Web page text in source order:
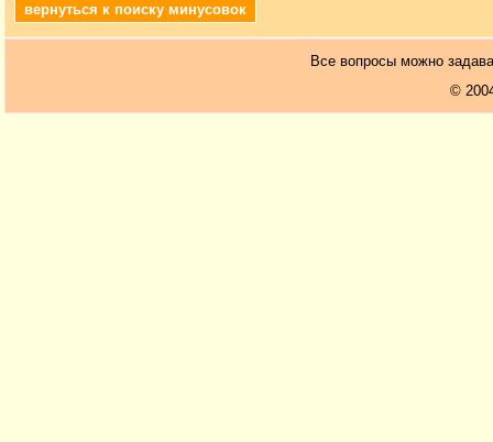
вернуться к поиску минусовок
Все вопросы можно
©